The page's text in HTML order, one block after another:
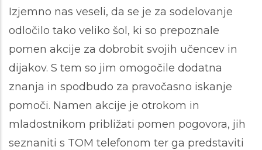
Izjemno nas veseli, da se je za sodelovanje
odločilo tako veliko šol, ki so prepoznale
pomen akcije za dobrobit svojih učencev in
dijakov. S tem so jim omogočile dodatna
znanja in spodbudo za pravočasno iskanje
pomoči. Namen akcije je otrokom in
mladostnikom približati pomen pogovora, jih
seznaniti s TOM telefonom ter ga predstaviti